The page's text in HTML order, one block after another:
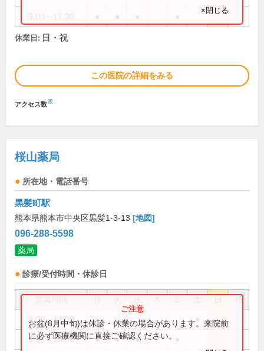
×閉じる
休業日: 日・祝
この医院の詳細をみる
アクセス数※
桜山薬局
所在地・電話番号
黒髪町駅
熊本県熊本市中央区黒髪1-3-13 [地図]
096-288-5598
薬局
診療/受付時間・休診日
祝
9:00～13:00
9:30～18:00 ● ● ●
お盆(8月中旬)は休診・休業の場合があります。来院前
に必ず医療機関に直接ご確認ください。